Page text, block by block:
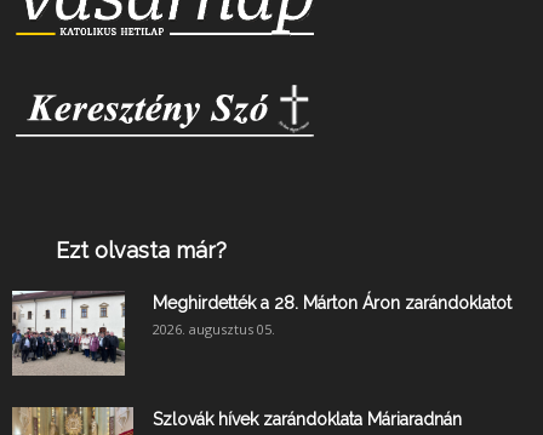
Ezt olvasta már?
Meghirdették a 28. Márton Áron zarándoklatot
2026. augusztus 05.
Szlovák hívek zarándoklata Máriaradnán